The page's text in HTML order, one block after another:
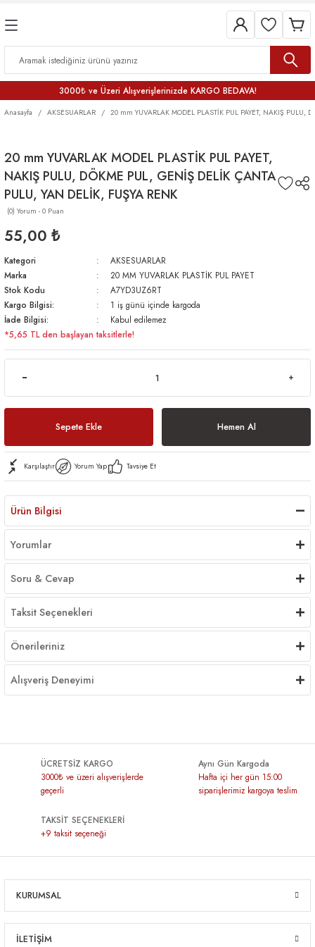
3000₺ ve Üzeri Alışverişlerinizde KARGO BEDAVA!
Anasayfa AKSESUARLAR 20 mm YUVARLAK MODEL PLASTİK PUL PAYET, NAKIŞ PULU,
20 mm YUVARLAK MODEL PLASTİK PUL PAYET,
NAKIŞ PULU, DÖKME PUL, GENİŞ DELİK ÇANTA
PULU, YAN DELİK, FUŞYA RENK
(0) Yorum - 0 Puan
55,00 ₺
Kategori
AKSESUARLAR
Marka
20 MM YUVARLAK PLASTİK PUL PAYET
Stok Kodu
A7YD3UZ6RT
Kargo Bilgisi:
1 iş günü içinde kargoda
İade Bilgisi:
Kabul edilemez
*5,65 TL den başlayan taksitlerle!
Sepete Ekle Hemen Al
Karşılaştır Yorum Yap Tavsiye Et
Ürün Bilgisi
Yorumlar
Soru & Cevap
Taksit Seçenekleri
Önerileriniz
Alışveriş Deneyimi
ÜCRETSİZ KARGO
3000₺ ve üzeri alışverişlerde
geçerli
Aynı Gün Kargoda
Hafta içi her gün 15:00
siparişlerimiz kargoya teslim
TAKSİT SEÇENEKLERİ
+9 taksit seçeneği
KURUMSAL
İLETİŞİM